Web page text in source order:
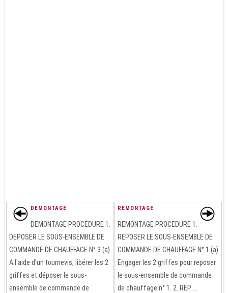
DEMONTAGE
DEMONTAGE PROCEDURE 1.
DEPOSER LE SOUS-ENSEMBLE DE
COMMANDE DE CHAUFFAGE N° 3 (a)
A l'aide d'un tournevis, libérer les 2
griffes et déposer le sous-
ensemble de commande de
REMONTAGE
REMONTAGE PROCEDURE 1.
REPOSER LE SOUS-ENSEMBLE DE
COMMANDE DE CHAUFFAGE N° 1 (a)
Engager les 2 griffes pour reposer
le sous-ensemble de commande
de chauffage n° 1. 2. REP ...